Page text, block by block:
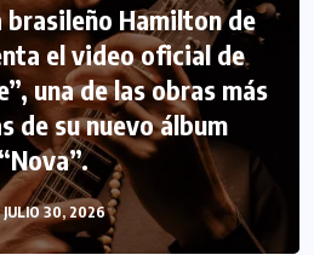
Hamilton de
el video oficial de
una de las obras más
de su nuevo álbum
“Nova”.
JULIO 30, 2026
INTERNACIONAL
PERIODISMO TURISTICO
con Venezuela
JUNIO 29, 2026